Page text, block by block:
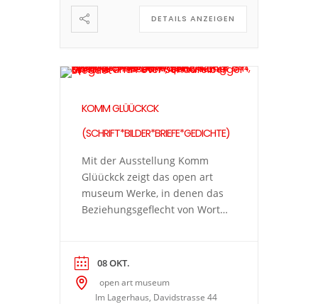
Bild ausdrücken, das ein Text
nicht kann […]
DETAILS ANZEIGEN
KOMM GLÜÜCKCK
(SCHRIFT*BILDER*BRIEFE*GEDICHTE)
Mit der Ausstellung Komm
Glüückck zeigt das open art
museum Werke, in denen das
Beziehungsgeflecht von Wort
führt zu spannenden Fragen:
Wann wird ein Gedanke in
Sprache gefasst, wann nimmt
08 OKT.
open art museum
Im Lagerhaus, Davidstrasse 44